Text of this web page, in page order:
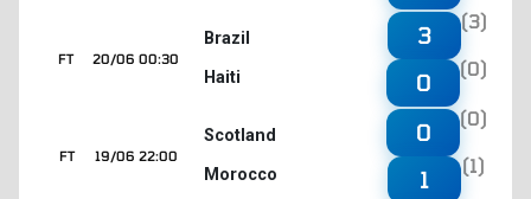
20/06 00:30
FT
Brazil
Haiti
3
(3)
0
(0)
19/06 22:00
FT
Scotland
Morocco
0
(0)
1
(1)